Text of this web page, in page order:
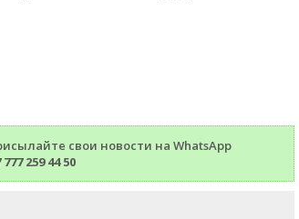
свои новости на WhatsApp
777 259 44 50